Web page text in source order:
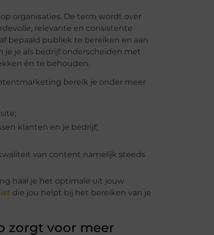
organisaties. De term wordt over
relevante en consistente
bepaald publiek te bereiken en aan
je je als bedrijf onderscheiden met
én te behouden.
bereik je onder meer
klanten en je bedrijf;
van content namelijk steeds
haal je het optimale uit jouw
die jou helpt bij het bereiken van je
zorgt voor meer